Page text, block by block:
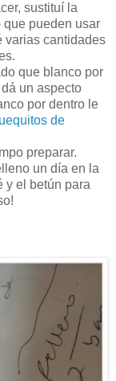
sustituí la
que pueden usar
varias cantidades
que blanco por
un aspecto
por dentro le
de
preparar.
un día en la
y el betún para